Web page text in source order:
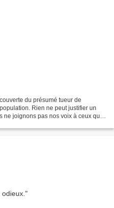
du présumé tueur de
Rien ne peut justifier un
ne joignons pas nos voix à ceux qui